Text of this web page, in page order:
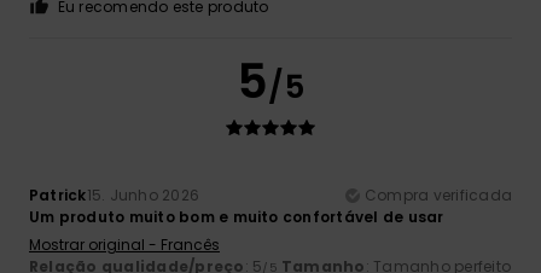
Eu recomendo este produto
5/5
Patrick15. Junho 2026
Compra verificada
Um produto muito bom e muito confortável de usar
Mostrar original - Francês
Relação qualidade/preço: 5/5 Tamanho: Tamanho perfeito